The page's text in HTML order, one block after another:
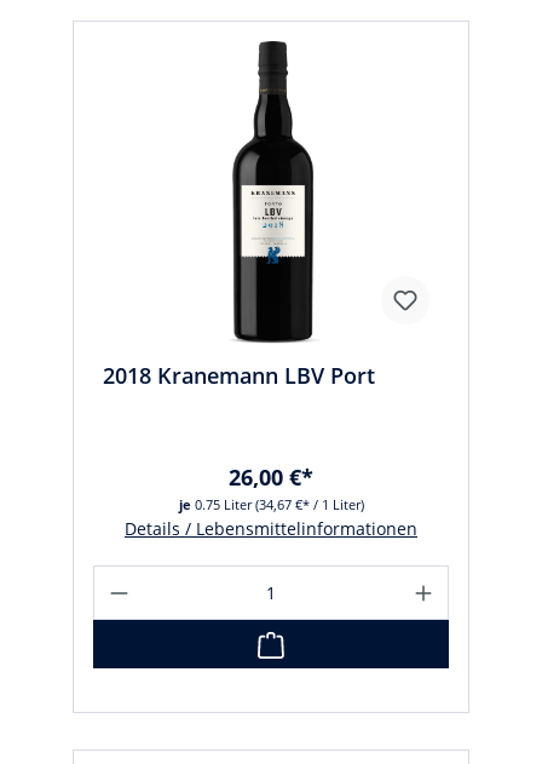
2018 Kranemann LBV Port
je 0.75 Liter(34,67 €* / 1 Liter)
26,00 €*
Details / Lebensmittelinformationen